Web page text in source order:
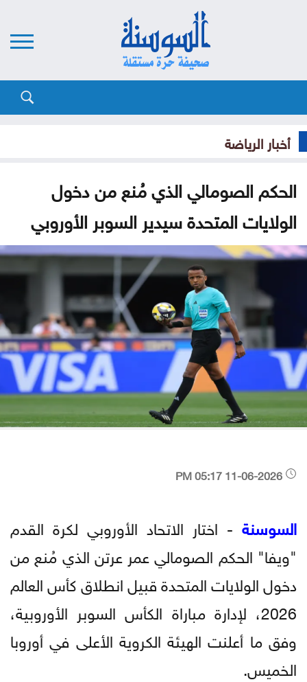
أخبار الرياضة
الحكم الصومالي الذي مُنع من دخول
الولايات المتحدة سيدير السوبر الأوروبي
السوسنة - اختار الاتحاد الأوروبي لكرة القدم
"ويفا" الحكم الصومالي عمر عرتن الذي مُنع من
دخول الولايات المتحدة قبيل انطلاق كأس العالم
2026، لإدارة مباراة الكأس السوبر الأوروبية،
وفق ما أعلنت الهيئة الكروية الأعلى في أوروبا
الخميس.